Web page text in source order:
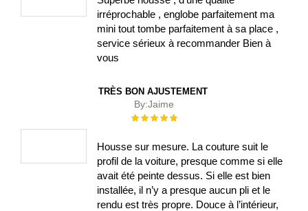
irréprochable , englobe parfaitement ma
mini tout tombe parfaitement à sa place ,
service sérieux à recommander Bien à
vous
TRÈS BON AJUSTEMENT
By:Jaime
Évaluation :
Housse sur mesure. La couture suit le
profil de la voiture, presque comme si elle
avait été peinte dessus. Si elle est bien
installée, il n’y a presque aucun pli et le
rendu est très propre. Douce à l’intérieur,